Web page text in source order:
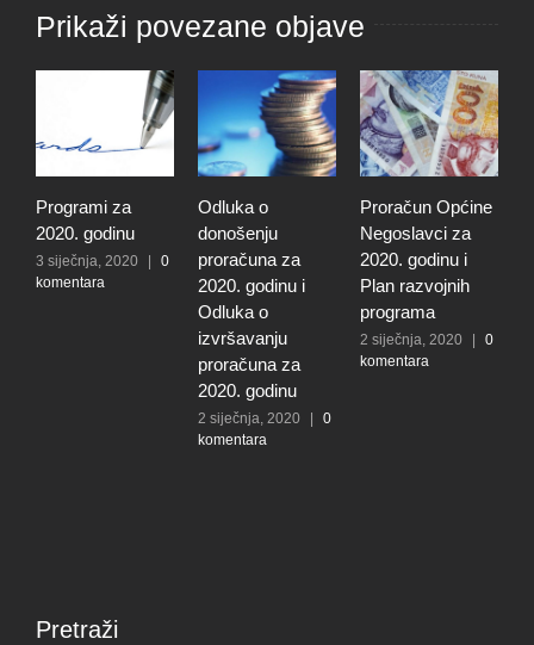
Prikaži povezane objave
2020 | 0
Odluka o
donošenju
proračuna za
2020. godinu i
proračuna za
2020. godinu
2 siječnja, 2020 | 0
Proračun Općine
Negoslavci za
2020. godinu i
Plan razvojnih
programa
2 siječnja, 2020 | 0
komentara
Drugi
proračuna za
2019. godinu
2 siječnja, 2020
komentara
Pretraži